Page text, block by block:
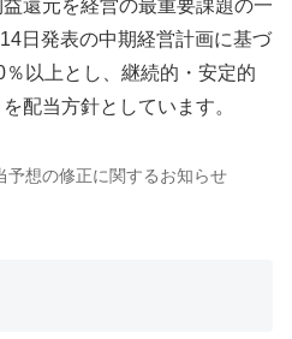
還元を経営の最重要課題の一
日発表の中期経営計画に基づ
以上とし、継続的・安定的
配当方針としています。
予想の修正に関するお知らせ